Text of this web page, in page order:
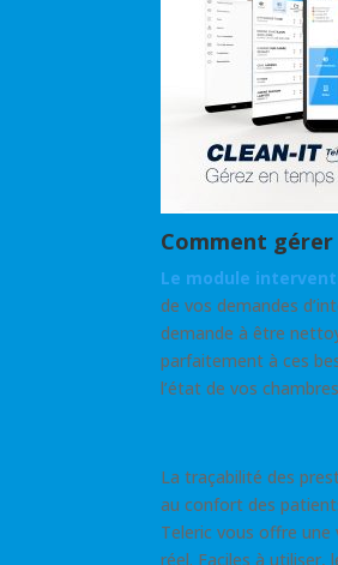
Comment gérer
Le module
de vos demandes
demande à être
parfaitement à ces
l’état de vos
La traçabilité des
au confort des
Teleric vous offre
réel. Faciles à